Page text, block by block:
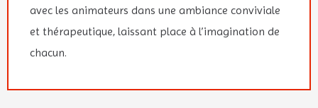
avec les animateurs dans une ambiance conviviale
et thérapeutique, laissant place à l’imagination de
chacun.